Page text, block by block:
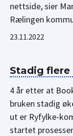
nettside, sier
Rælingen
23.11.2022
Stadig
4 år etter at
bruken stadig
ut er Ryfylke-
startet